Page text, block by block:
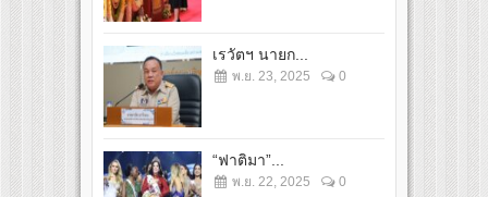
เรวัตฯ นายก...
พ.ย. 23, 2025 0
“ฟาติมา”...
พ.ย. 22, 2025 0